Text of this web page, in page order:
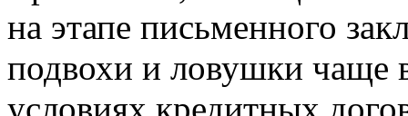
на этапе письменного
подвохи и ловушки чаще